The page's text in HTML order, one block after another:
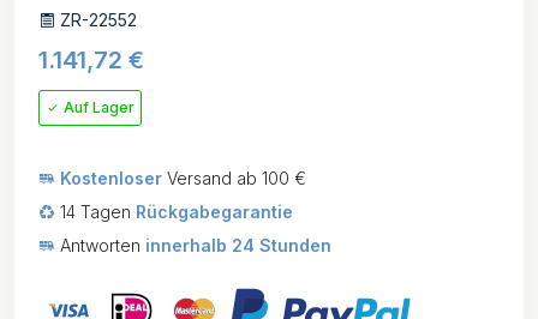
ZR-22552
1.141,72 €
Auf Lager
Kostenloser Versand ab 100 €
14 Tagen Rückgabegarantie
Antworten innerhalb 24 Stunden